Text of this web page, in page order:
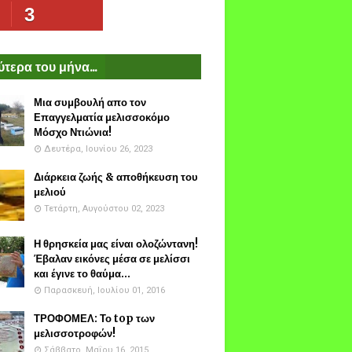
3
του μήνα...
Μια συμβουλή απο τον
Επαγγελματία μελισσοκόμο
Μόσχο Ντιώνια!
Δευτέρα, Ιουνίου 26, 2023
Διάρκεια ζωής & αποθήκευση του
μελιού
Τετάρτη, Αυγούστου 02, 2023
Η θρησκεία μας είναι ολοζώντανη!
Έβαλαν εικόνες μέσα σε μελίσσι
και έγινε το θαύμα...
Παρασκευή, Ιουλίου 01, 2016
ΤΡΟΦΟΜΕΛ: Το top των
μελισσοτροφών!
Σάββατο, Μαΐου 16, 2015